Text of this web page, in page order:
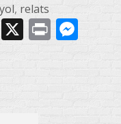
, relats
Copy
X Print